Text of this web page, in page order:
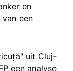
en
een
uit Cluj-
een analyse